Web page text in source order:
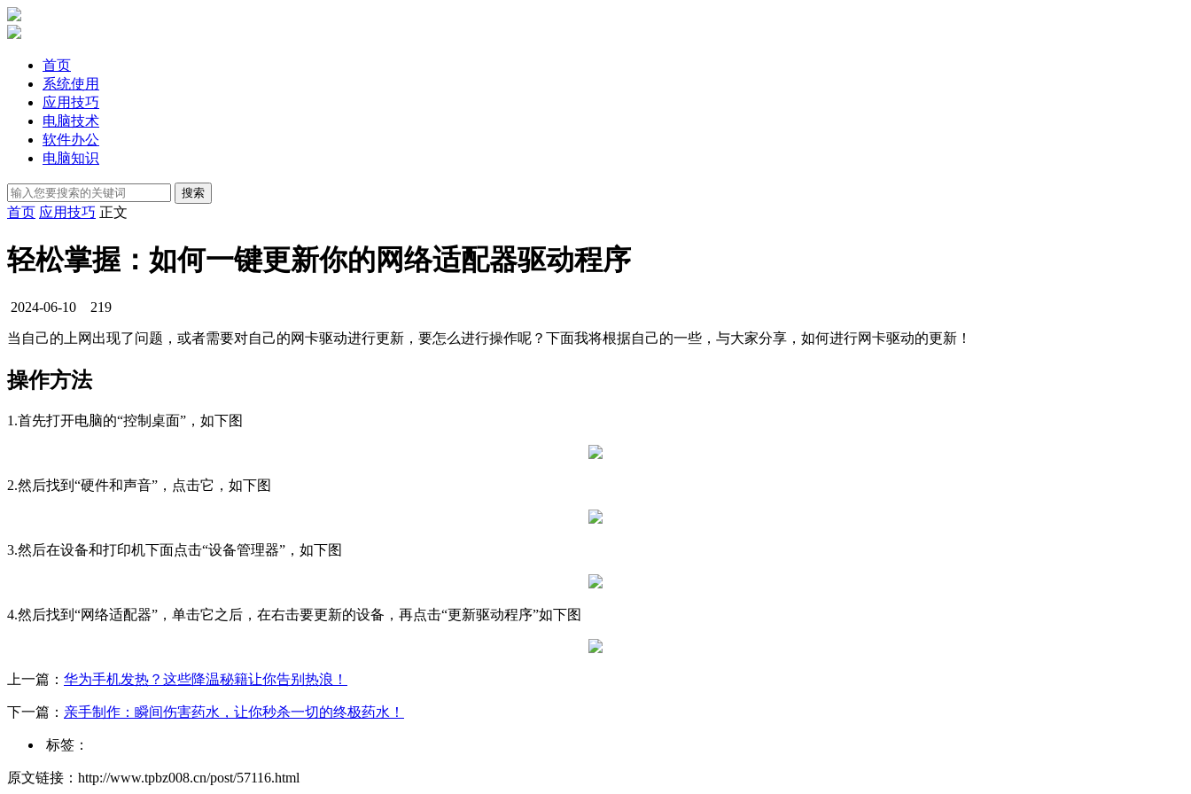
首页
系统使用
应用技巧
电脑技术
软件办公
电脑知识
首页 应用技巧 正文
轻松掌握：如何一键更新你的网络适配器驱动程序
2024-06-10 219
当自己的上网出现了问题，或者需要对自己的网卡驱动进行更新，要怎么进行操作呢？下面我将根据自己的一些，与大家分享，如何进行网卡驱动的更新！
操作方法
1.首先打开电脑的“控制桌面”，如下图
2.然后找到“硬件和声音”，点击它，如下图
3.然后在设备和打印机下面点击“设备管理器”，如下图
4.然后找到“网络适配器”，单击它之后，在右击要更新的设备，再点击“更新驱动程序”如下图
上一篇： 华为手机发热？这些降温秘籍让你告别热浪！
下一篇： 亲手制作：瞬间伤害药水，让你秒杀一切的终极药水！
标签：
原文链接：http://www.tpbz008.cn/post/57116.html